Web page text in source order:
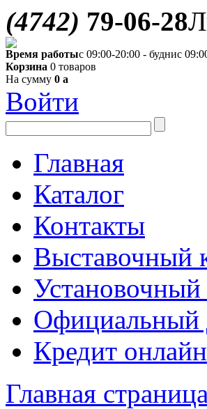
(4742) 79-06-28
Время работыс 09:00-20:00 - буднис
Корзина 0 товаров
На сумму 0 a
Войти
Главная
Каталог
Контакты
Выставочный
Установочный
Официальный
Кредит онлайн
Главная страница